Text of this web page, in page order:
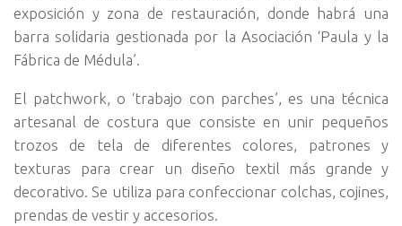
exposición y zona de restauración, donde habrá una
barra solidaria gestionada por la Asociación ‘Paula y la
Fábrica de Médula’.
El patchwork, o ‘trabajo con parches’, es una técnica
artesanal de costura que consiste en unir pequeños
trozos de tela de diferentes colores, patrones y
texturas para crear un diseño textil más grande y
decorativo. Se utiliza para confeccionar colchas, cojines,
prendas de vestir y accesorios.